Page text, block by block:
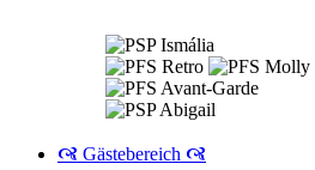
🙧 Gästebereich 🙧